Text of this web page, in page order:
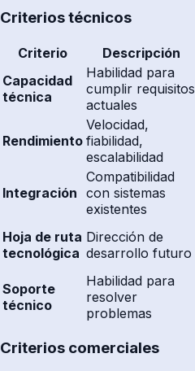
Criterios técnicos
Criterio Descripción
Capacidad
técnica
Habilidad para
cumplir requisitos
actuales
Rendimiento
Velocidad,
fiabilidad,
escalabilidad
Integración
Compatibilidad
con sistemas
existentes
Hoja de ruta
tecnológica
Dirección de
desarrollo futuro
Soporte
técnico
Habilidad para
resolver
problemas
Criterios comerciales